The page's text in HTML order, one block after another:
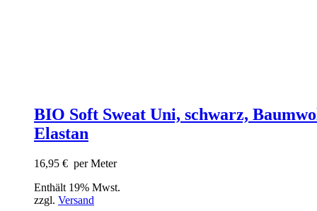
BIO Soft Sweat Uni, schwarz,
Elastan
16,95 € per Meter
Enthält 19% Mwst.
zzgl. Versand